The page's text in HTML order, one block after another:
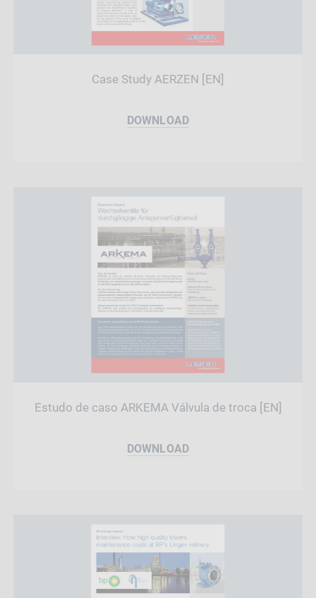
Case Study AERZEN [EN]
DOWNLOAD
Estudo de caso ARKEMA Válvula de troca [EN]
DOWNLOAD